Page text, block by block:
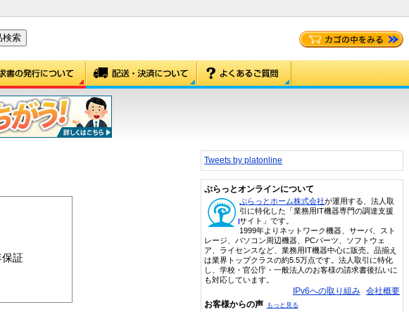
証
Tweets by platonline
ぷらっとオンラインについて
ぷらっとホーム株式会社が運用する、法人取
引に特化した「業務用IT機器専門の調達支援
サイト」です。
1999年よりネットワーク機器、サーバ、スト
レージ、パソコン周辺機器、PCパーツ、ソフトウェ
ア、ライセンスなど、業務用IT機器中心に販売。品揃え
は業界トップクラスの約5.5万点です。法人取引に特化
し、学校・官公庁・一般法人のお客様の請求書後払いに
も対応しています。
IPv6への取り組み 会社概要
お客様からの声 もっと見る